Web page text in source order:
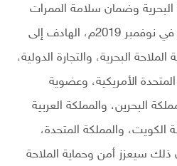
البحرية وضمان سلامة الممرات
البحرية، في مملكة البحرين، في نوفمبر 2019م، الهادف إلى
البحرية، والتجارة الدولية،
الأمريكية، وعضوية
البحرين، والمملكة العربية
والمملكة المتحدة،
ذلك سيعزز أمن وحماية الملاحة